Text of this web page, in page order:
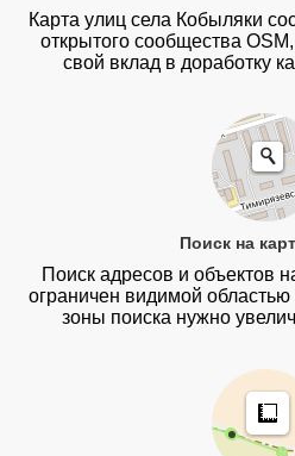
Карта улиц села Кобыляки
открытого сообщества
свой вклад в доработку
Поиск на
Поиск адресов и объектов
ограничен видимой
зоны поиска нужно